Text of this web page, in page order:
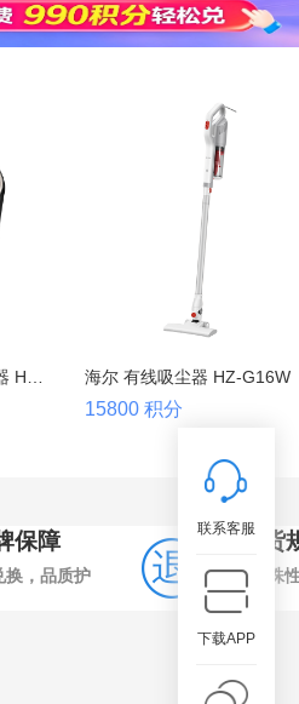
海尔 有线吸尘器 HZ-G16W
15800 积分
联系客服
下载APP
保障
换，品质护
退换货
平台特殊
退换货